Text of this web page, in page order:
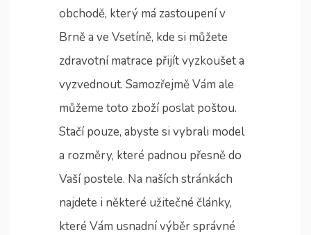
obchodě, který má zastoupení v
Brně a ve Vsetíně, kde si můžete
zdravotní matrace přijít vyzkoušet a
vyzvednout. Samozřejmě Vám ale
můžeme toto zboží poslat poštou.
Stačí pouze, abyste si vybrali model
a rozměry, které padnou přesně do
Vaší postele. Na naších stránkách
najdete i některé užitečné články,
které Vám usnadní výběr správné